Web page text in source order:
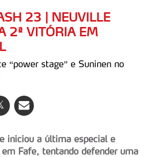
23 | NEUVILLE
2ª VITÓRIA EM
“power stage” e Suninen no
iniciou a última especial e
em Fafe, tentando defender uma